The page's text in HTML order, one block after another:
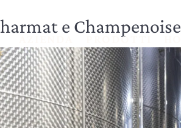
PRODOTTI
e Champenoise